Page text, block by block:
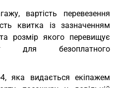
вартість перевезення
квитка із зазначенням
розмір якого перевищує
для безоплатного
яка видається екіпажем